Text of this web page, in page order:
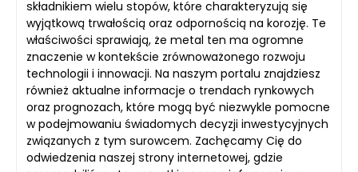
składnikiem wielu stopów, które charakteryzują się
wyjątkową trwałością oraz odpornością na korozję. Te
właściwości sprawiają, że metal ten ma ogromne
znaczenie w kontekście zrównoważonego rozwoju
technologii i innowacji. Na naszym portalu znajdziesz
również aktualne informacje o trendach rynkowych
oraz prognozach, które mogą być niezwykle pomocne
w podejmowaniu świadomych decyzji inwestycyjnych
związanych z tym surowcem. Zachęcamy Cię do
odwiedzenia naszej strony internetowej, gdzie